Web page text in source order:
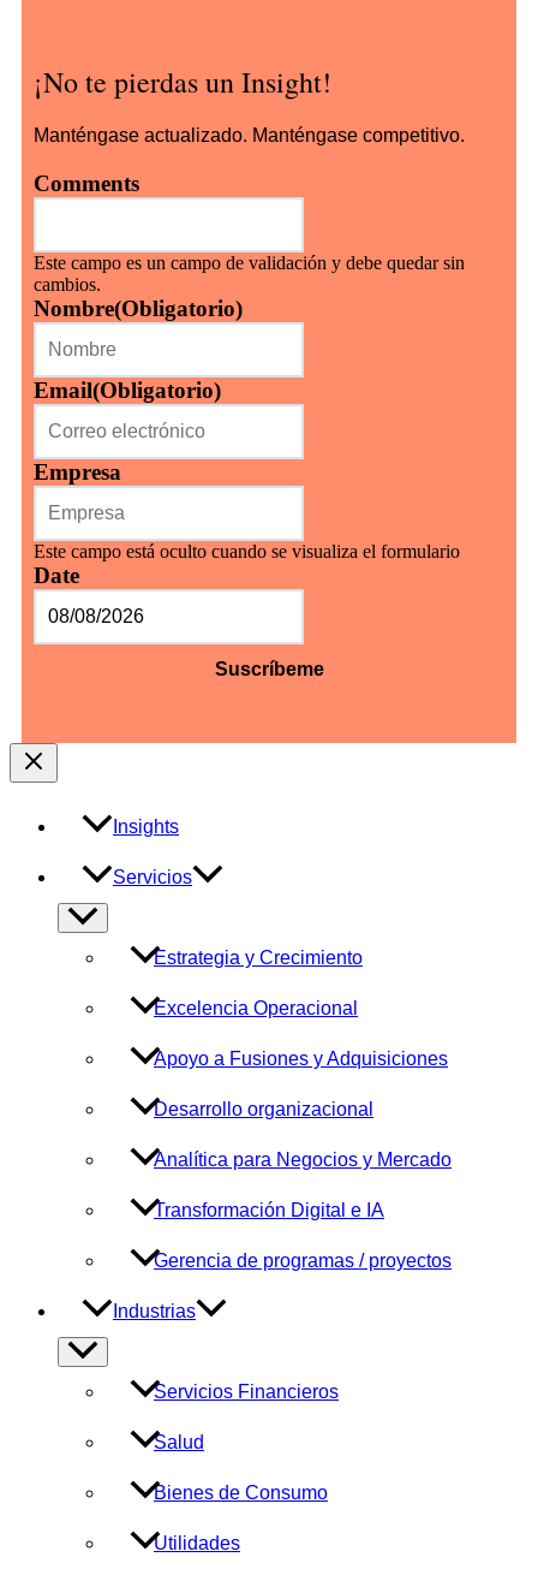
¡No te pierdas un Insight!
Manténgase actualizado. Manténgase competitivo.
Comments
Este campo es un campo de validación y debe quedar sin
cambios.
Nombre(Obligatorio)
Email(Obligatorio)
Empresa
Este campo está oculto cuando se visualiza el formulario
Date
DD
barra
Insights
Servicios
Alternar
menú
Estrategia y Crecimiento
Excelencia Operacional
Apoyo a Fusiones y Adquisiciones
Desarrollo organizacional
Analítica para Negocios y Mercado
Transformación Digital e IA
Gerencia de programas / proyectos
Industrias
Alternar
menú
Servicios Financieros
Salud
Bienes de Consumo
Utilidades